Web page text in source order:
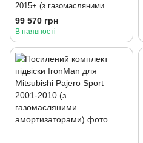
2015+ (з газомасляними
амортизаторами)
99 570 грн
В наявності